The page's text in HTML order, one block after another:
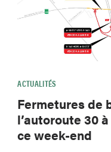
ACTUALITÉS
Fermetures de
l’autoroute 30
ce week-end